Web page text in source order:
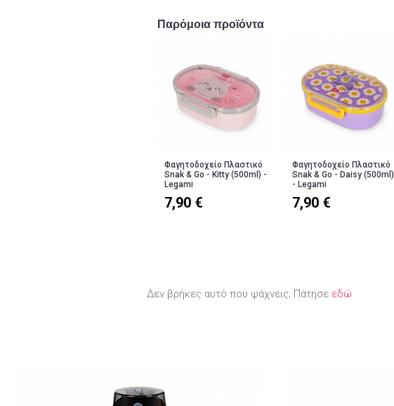
Παρόμοια προϊόντα
Φαγητοδοχείο Πλαστικό
Snak & Go - Kitty (500ml) -
Legami
7,90 €
Φαγητοδοχείο Πλαστικό
Snak & Go - Daisy (500ml)
- Legami
7,90 €
Δεν βρήκες αυτό που ψάχνεις; Πάτησε εδώ